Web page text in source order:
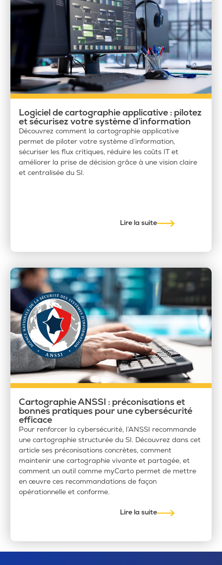
Logiciel de cartographie applicative : pilotez
et sécurisez votre système d’information
Découvrez comment la cartographie applicative
permet de piloter votre système d’information,
sécuriser les flux critiques, réduire les coûts IT et
améliorer la prise de décision grâce à une vision claire
et centralisée du SI.
Lire la suite
Cartographie ANSSI : préconisations et
bonnes pratiques pour une cybersécurité
efficace
Pour renforcer la cybersécurité, l’ANSSI recommande
une cartographie structurée du SI. Découvrez dans cet
article ses préconisations concrètes, comment
maintenir une cartographie vivante et partagée, et
comment un outil comme myCarto permet de mettre
en œuvre ces recommandations de façon
opérationnelle et conforme.
Lire la suite